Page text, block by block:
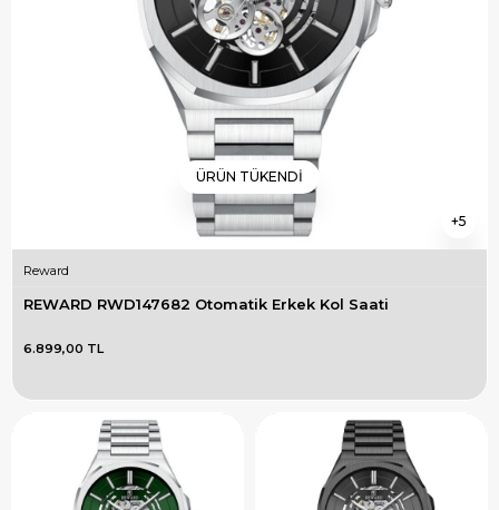
5
ÜRÜN TÜKENDI
Reward
REWARD RWD147682 Otomatik Erkek Kol Saati
6.899,00 TL